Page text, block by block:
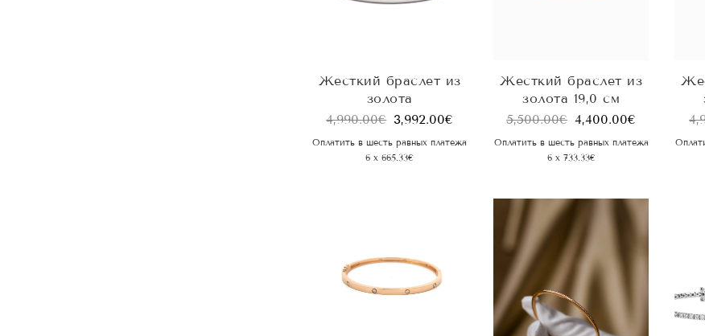
Жесткий браслет из
золота
4,990.00€ 3,992.00€
Оплатить в шесть равных платежа
6 x 665.33€
Жесткий браслет из
золота 19,0 см
5,500.00€ 4,400.00€
Оплатить в шесть равных платежа
6 x 733.33€